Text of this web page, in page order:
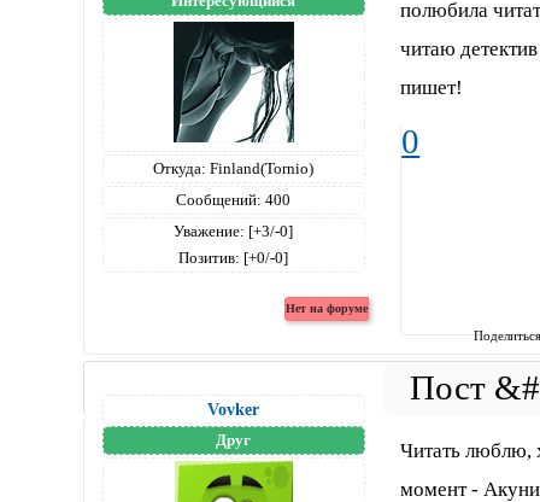
Откуда: Finland(Tornio)
Сообщений: 400
Уважение: [+3/-0]
Позитив: [+0/-0]
полюбила
читаю
пишет!
0
Vovker
Друг
Читать люблю,
момент -